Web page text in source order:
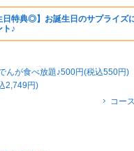
日特典◎】お誕生日のサプライズ
ト♪
んが食べ放題♪500円(税込550円)
2,749円)
コー